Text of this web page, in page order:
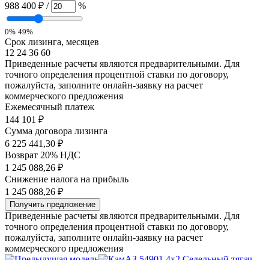
988 400 ₽ / %
0% 49%
Срок лизинга, месяцев
12 24 36 60
Приведенные расчеты являются предварительными. Для
точного определения процентной ставки по договору,
пожалуйста, заполните онлайн-заявку на расчет
коммерческого предложения
Ежемесячный платеж
144 101 ₽
Сумма договора лизинга
6 225 441,30 ₽
Возврат 20% НДС
1 245 088,26 ₽
Снижение налога на прибыль
1 245 088,26 ₽
Получить предложение
Приведенные расчеты являются предварительными. Для
точного определения процентной ставки по договору,
пожалуйста, заполните онлайн-заявку на расчет
коммерческого предложения